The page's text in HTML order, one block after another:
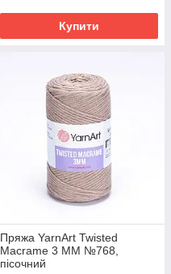
Купити
Пряжа YarnArt Twisted
Macrame 3 MM №768,
пісочний